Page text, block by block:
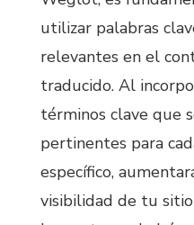
utilizar palabras
relevantes en el
traducido. Al
términos clave que
pertinentes para
específico,
visibilidad de tu